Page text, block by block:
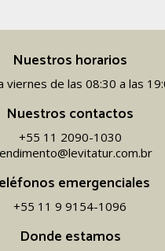
Donde estamos
Nuestros horarios
viernes de las 08:30 a las
Nuestros contactos
+55 11 2090-1030
emergenciales
+55 11 9 9154-1096‬